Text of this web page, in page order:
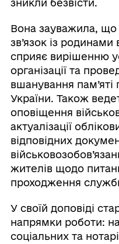
зникли безвісти.
Вона зауважила, що
зв’язок із родинами
сприяє вирішенню
організації та
вшанування пам’яті
України. Також
оповіщення
актуалізації
відповідних
жителів щодо питань
проходження
У своїй доповіді
напрямки роботи:
соціальних та